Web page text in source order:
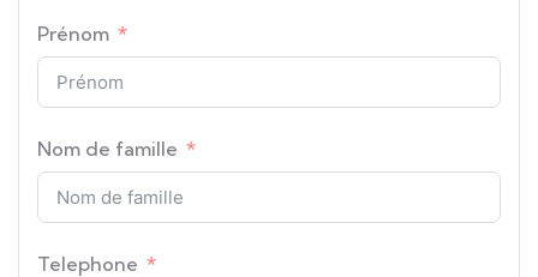
Prénom
Nom de famille
Telephone